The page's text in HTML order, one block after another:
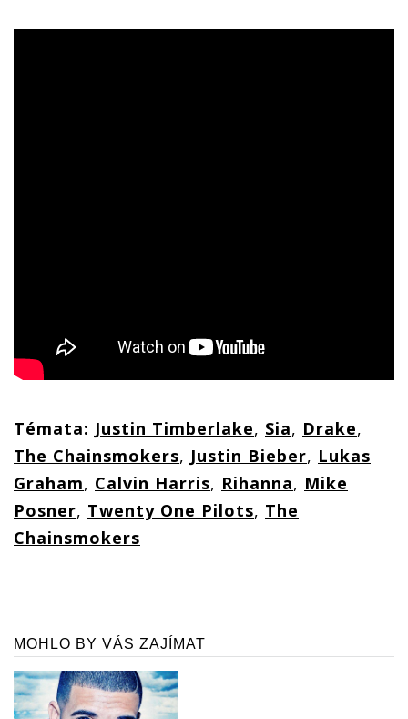
Témata: Justin Timberlake, Sia, Drake,
The Chainsmokers, Justin Bieber, Lukas
Graham, Calvin Harris, Rihanna, Mike
Posner, Twenty One Pilots, The
Chainsmokers
MOHLO BY VÁS ZAJÍMAT